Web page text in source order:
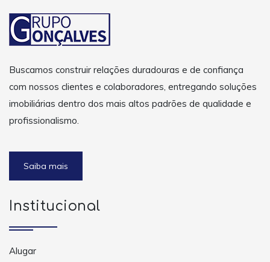
Buscamos construir relações duradouras e de confiança
com nossos clientes e colaboradores, entregando soluções
imobiliárias dentro dos mais altos padrões de qualidade e
profissionalismo.
Saiba mais
Institucional
Alugar